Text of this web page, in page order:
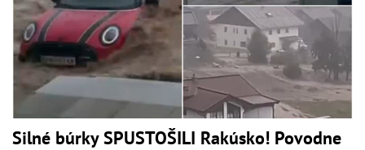
Silné búrky SPUSTOŠILI Rakúsko! Povodne